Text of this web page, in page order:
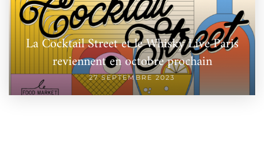
La Cocktail Street et le Whisky Live Paris
reviennent en octobre prochain
27 SEPTEMBRE 2023